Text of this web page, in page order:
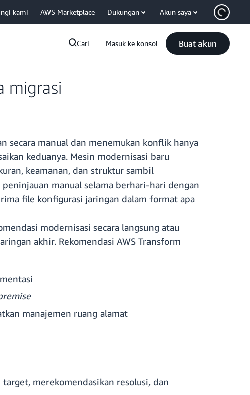
kami AWS Marketplace Dukungan Akun saya
Cari Masuk ke konsol Buat akun
migrasi
secara manual dan menemukan konflik hanya
keduanya. Mesin modernisasi baru
keamanan, dan struktur sambil
manual selama berhari-hari dengan
file konfigurasi jaringan dalam format apa
modernisasi secara langsung atau
akhir. Rekomendasi AWS Transform
manajemen ruang alamat
merekomendasikan resolusi, dan